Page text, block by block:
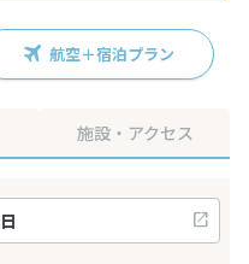
航空＋宿泊プラン
施設・アクセス